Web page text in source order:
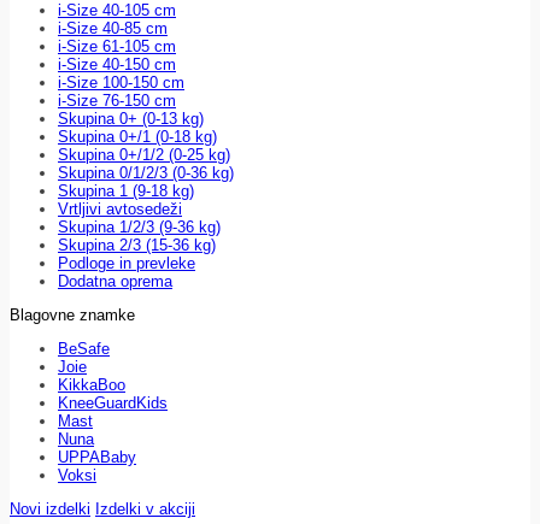
i-Size 40-105 cm
i-Size 40-85 cm
i-Size 61-105 cm
i-Size 40-150 cm
i-Size 100-150 cm
i-Size 76-150 cm
Skupina 0+ (0-13 kg)
Skupina 0+/1 (0-18 kg)
Skupina 0+/1/2 (0-25 kg)
Skupina 0/1/2/3 (0-36 kg)
Skupina 1 (9-18 kg)
Vrtljivi avtosedeži
Skupina 1/2/3 (9-36 kg)
Skupina 2/3 (15-36 kg)
Podloge in prevleke
Dodatna oprema
Blagovne znamke
BeSafe
Joie
KikkaBoo
KneeGuardKids
Mast
Nuna
UPPABaby
Voksi
Novi izdelki Izdelki v akciji